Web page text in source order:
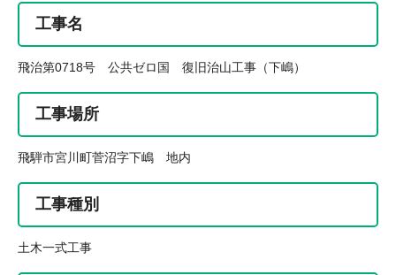
工事名
飛治第0718号 公共ゼロ国 復旧治山工事（下嶋）
工事場所
飛騨市宮川町菅沼字下嶋 地内
工事種別
土木一式工事